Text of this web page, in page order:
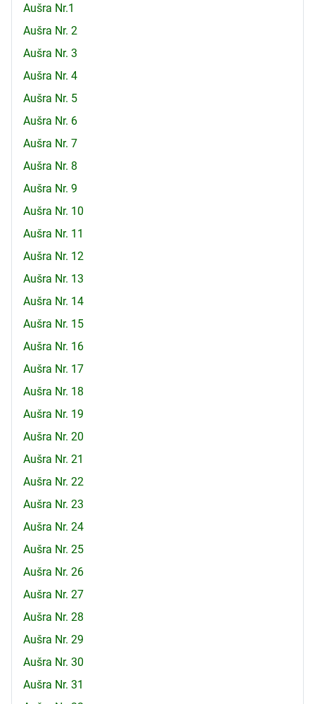
Aušra Nr.1
Aušra Nr. 2
Aušra Nr. 3
Aušra Nr. 4
Aušra Nr. 5
Aušra Nr. 6
Aušra Nr. 7
Aušra Nr. 8
Aušra Nr. 9
Aušra Nr. 10
Aušra Nr. 11
Aušra Nr. 12
Aušra Nr. 13
Aušra Nr. 14
Aušra Nr. 15
Aušra Nr. 16
Aušra Nr. 17
Aušra Nr. 18
Aušra Nr. 19
Aušra Nr. 20
Aušra Nr. 21
Aušra Nr. 22
Aušra Nr. 23
Aušra Nr. 24
Aušra Nr. 25
Aušra Nr. 26
Aušra Nr. 27
Aušra Nr. 28
Aušra Nr. 29
Aušra Nr. 30
Aušra Nr. 31